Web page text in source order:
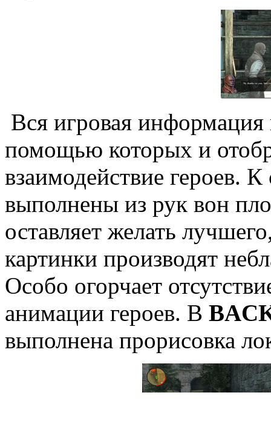
Вся игровая информация
помощью которых и
взаимодействие героев.
выполнены из рук вон
оставляет желать
картинки производят
Особо огорчает
анимации героев. В
выполнена прорисовка